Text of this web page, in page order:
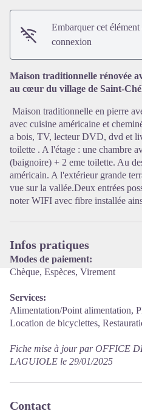
Embarquer cet
connexion
Maison traditionnelle rénovée
au cœur du village de Saint-
Maison traditionnelle en pierre
avec cuisine américaine et
a bois, TV, lecteur DVD, dvd et
toilette . A l'étage : une chambre
(baignoire) + 2 eme toilette. Au
américain. A l'extérieur grande
vue sur la vallée.Deux entrées
noter WIFI avec fibre installée
Infos pratiques
Modes de paiement:
Chèque, Espèces, Virement
Services:
Alimentation/Point alimentation,
Location de bicyclettes,
Fiche mise à jour par OFFICE
LAGUIOLE le 29/01/2025
Contact